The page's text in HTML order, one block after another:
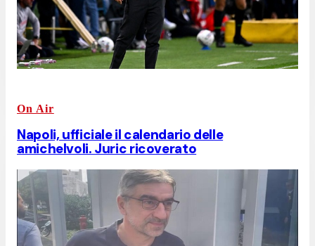
On Air
Napoli, ufficiale il calendario delle
amichelvoli. Juric ricoverato